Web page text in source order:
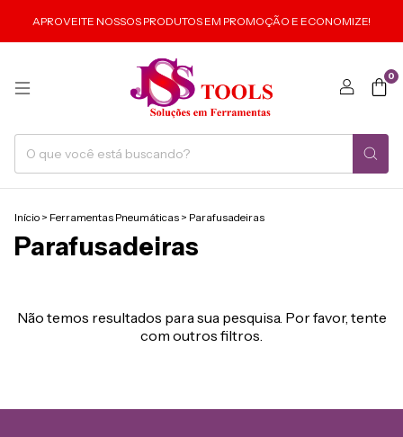
APROVEITE NOSSOS PRODUTOS EM PROMOÇÃO E ECONOMIZE!
0
Início > Ferramentas Pneumáticas > Parafusadeiras
Parafusadeiras
Não temos resultados para sua pesquisa. Por favor, tente
com outros filtros.